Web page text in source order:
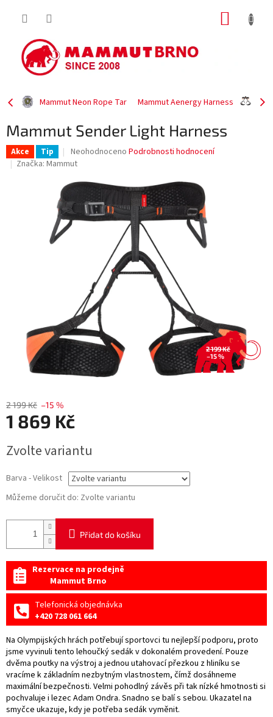
Mammut Neon Rope Tar Mammut Aenergy Harness
Mammut Sender Light Harness
Akce Tip
Průměrné
hodnocení
je
z
5
hvězdiček.
Neohodnoceno Podrobnosti hodnocení
Značka: Mammut
2 199 Kč
–15 %
2 199 Kč –15 %
1 869 Kč
cena:
Zvolte variantu
Barva - Velikost
Můžeme doručit do: Zvolte variantu
Přidat do košíku
Rezervace na prodejně
Mammut Brno
Telefonická objednávka
+420 728 061 664
Na Olympijských hrách potřebují sportovci tu nejlepší podporu, proto
jsme vyvinuli tento lehoučký sedák v dokonalém provedení. Pouze
dvěma poutky na výstroj a jednou utahovací přezkou z hliníku se
vracíme k základním nezbytným vlastnostem, čímž dosáhneme
maximální bezpečnosti. Velmi pohodlný závěs při tak nízké hmotnosti si
pochvaluje i lezec Adam Ondra. Snadno se balí s sebou. Ukazatel na
smyčce ukazuje, kdy je potřeba sedák vyměnit.